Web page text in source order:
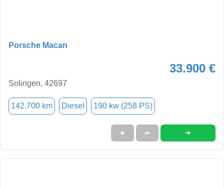
Porsche Macan
33.900 €
Solingen, 42697
142.700 km Diesel 190 kw (258 PS)
★ ➦ ➜